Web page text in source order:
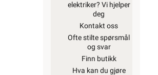
elektriker? Vi hjelper
deg
Kontakt oss
Ofte stilte spørsmål
og svar
Finn butikk
Hva kan du gjøre